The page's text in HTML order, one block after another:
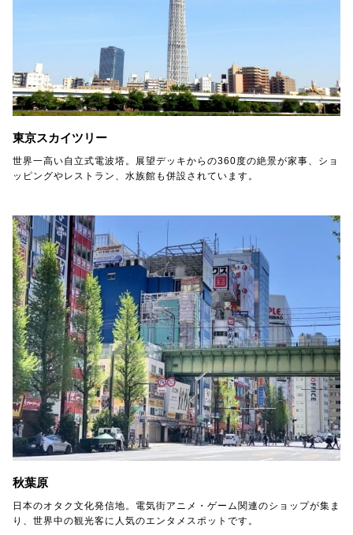
東京スカイツリー
世界一高い自立式電波塔。展望デッキからの360度の絶景が家事、ショ
ッピングやレストラン、水族館も併設されています。
秋葉原
日本のオタク文化発信地。電気街アニメ・ゲーム関連のショップが集ま
り、世界中の観光客に人気のエンタメスポットです。